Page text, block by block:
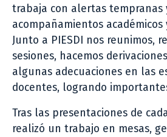
trabaja con alertas tempranas
acompañamientos académicos
Junto a PIESDI nos reunimos,
sesiones, hacemos
algunas adecuaciones en las
docentes, logrando
Tras las presentaciones de
realizó un trabajo en mesas,